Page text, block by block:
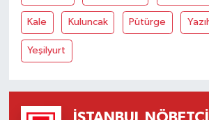
Kale Kuluncak Pütürge
Yeşilyurt